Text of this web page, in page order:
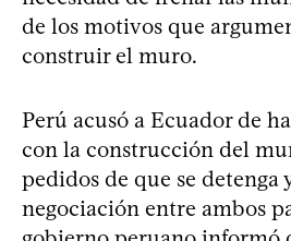
de los motivos que
construir el muro.
Perú acusó a Ecuador de
con la construcción del
pedidos de que se detenga
negociación entre ambos